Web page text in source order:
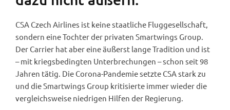
CSA Czech Airlines ist keine staatliche Fluggesellschaft,
sondern eine Tochter der privaten Smartwings Group.
Der Carrier hat aber eine äußerst lange Tradition und ist
– mit kriegsbedingten Unterbrechungen – schon seit 98
Jahren tätig. Die Corona-Pandemie setzte CSA stark zu
und die Smartwings Group kritisierte immer wieder die
vergleichsweise niedrigen Hilfen der Regierung.